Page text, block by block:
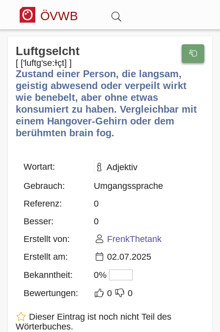
ÖVWB
Anmelden
Wörterbuch
Hitparade
Forum
Blog
Luftgselcht
[ ['luftg'se:ɫçt] ]
Zustand einer Person, die langsam,
geistig abwesend oder verpeilt wirkt
wie benebelt, aber ohne etwas
konsumiert zu haben. Vergleichbar mit
einem Hangover-Gehirn oder dem
berühmten brain fog.
Wortart:
Adjektiv
Gebrauch:
Umgangssprache
Referenz:
0
Besser:
0
Erstellt von:
FrenkThetank
Erstellt am:
02.07.2025
Bekanntheit:
0%
Bewertungen:
0 0
Dieser Eintrag ist noch nicht Teil des
Wörterbuches.